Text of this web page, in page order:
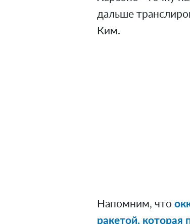
дальше
Ким.
Напомним, что
ракетой, которая